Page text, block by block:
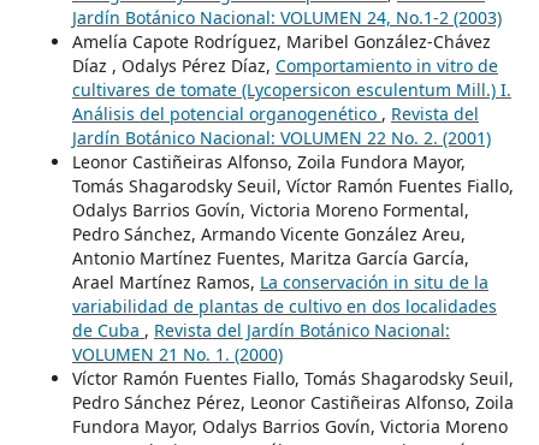
Jardín Botánico Nacional: VOLUMEN 24, No.1-2 (2003)
Amelía Capote Rodríguez, Maribel González-Chávez
Díaz , Odalys Pérez Díaz, Comportamiento in vitro de
cultivares de tomate (Lycopersicon esculentum Mill.) I.
Análisis del potencial organogenético , Revista del
Jardín Botánico Nacional: VOLUMEN 22 No. 2. (2001)
Leonor Castiñeiras Alfonso, Zoila Fundora Mayor,
Tomás Shagarodsky Seuil, Víctor Ramón Fuentes Fiallo,
Odalys Barrios Govín, Victoria Moreno Formental,
Pedro Sánchez, Armando Vicente González Areu,
Antonio Martínez Fuentes, Maritza García García,
Arael Martínez Ramos, La conservación in situ de la
variabilidad de plantas de cultivo en dos localidades
de Cuba , Revista del Jardín Botánico Nacional:
VOLUMEN 21 No. 1. (2000)
Víctor Ramón Fuentes Fiallo, Tomás Shagarodsky Seuil,
Pedro Sánchez Pérez, Leonor Castiñeiras Alfonso, Zoila
Fundora Mayor, Odalys Barrios Govín, Victoria Moreno